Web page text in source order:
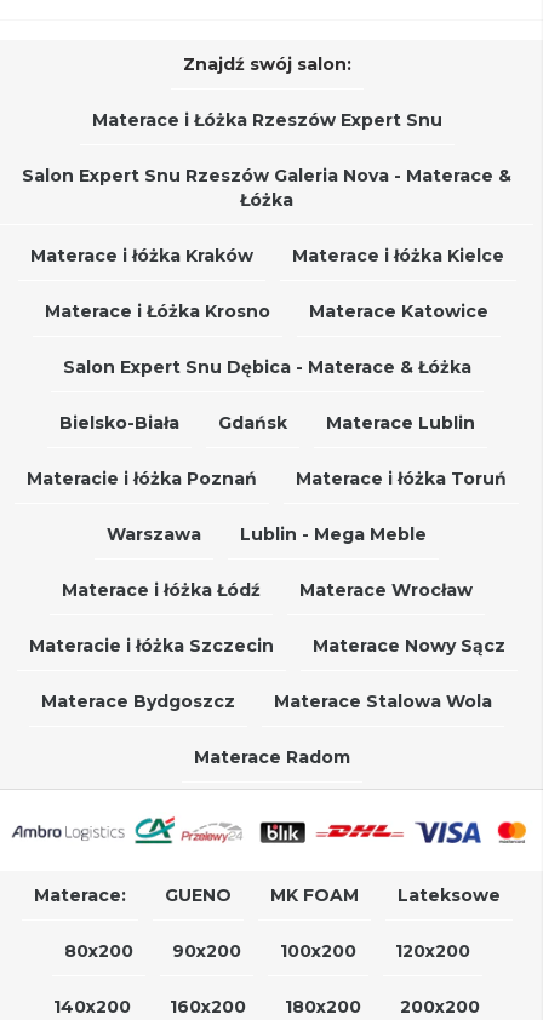
Znajdź swój salon:
Materace i Łóżka Rzeszów Expert Snu
Salon Expert Snu Rzeszów Galeria Nova - Materace &
Łóżka
Materace i łóżka Kraków Materace i łóżka Kielce
Materace i Łóżka Krosno Materace Katowice
Salon Expert Snu Dębica - Materace & Łóżka
Bielsko-Biała Gdańsk Materace Lublin
Materacie i łóżka Poznań Materace i łóżka Toruń
Warszawa Lublin - Mega Meble
Materace i łóżka Łódź Materace Wrocław
Materacie i łóżka Szczecin Materace Nowy Sącz
Materace Bydgoszcz Materace Stalowa Wola
Materace Radom
Materace: GUENO MK FOAM Lateksowe
80x200 90x200 100x200 120x200
140x200 160x200 180x200 200x200